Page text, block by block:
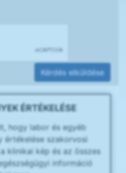
Kérdés elküldése
ÉRTÉKELÉSE
hogy labor és egyéb
értékelése szakorvosi
klinikai kép és az összes
információ